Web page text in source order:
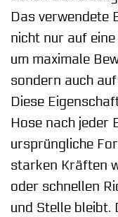
Das verwendete
nicht nur auf
um maximale
sondern auch
Diese
Hose nach jeder
ursprüngliche
starken Kräften
oder schnellen
und Stelle bleibt.